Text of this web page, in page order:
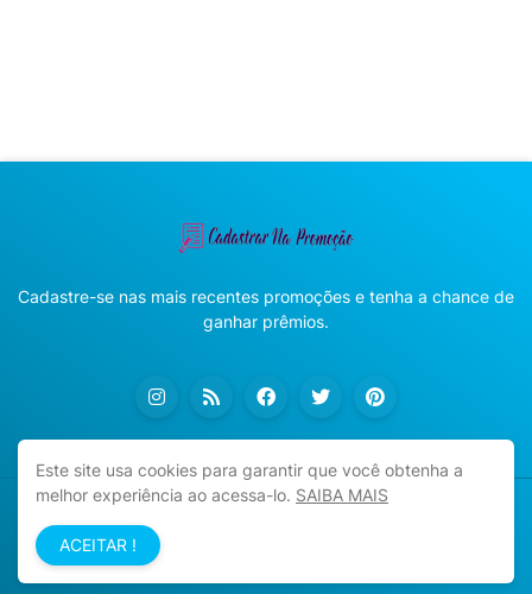
Cadastre-se nas mais recentes promoções e tenha a chance de
ganhar prêmios.
Início
Este site usa cookies para garantir que você obtenha a
melhor experiência ao acessa-lo. SAIBA MAIS
ACEITAR !